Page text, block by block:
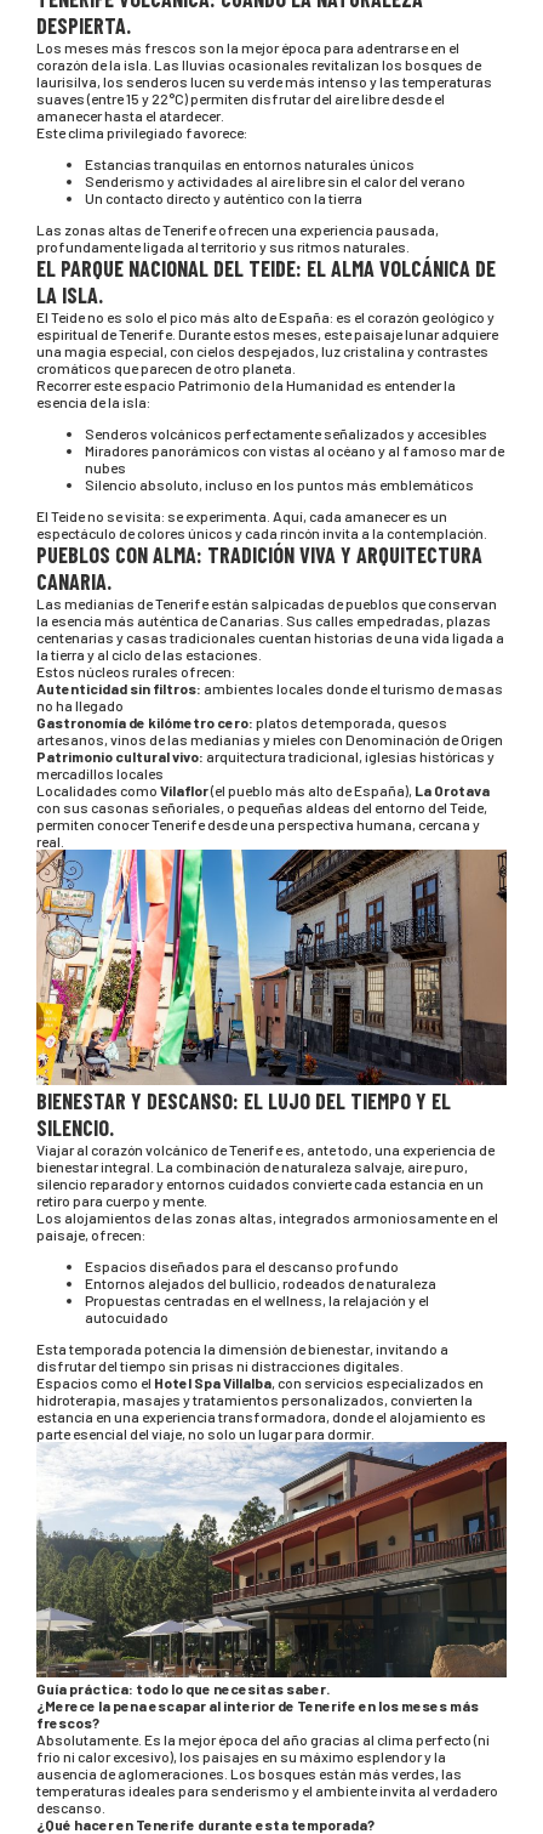
DESPIERTA.
Los meses más frescos son la mejor época para adentrarse en el
corazón de la isla. Las lluvias ocasionales revitalizan los bosques de
laurisilva, los senderos lucen su verde más intenso y las temperaturas
suaves (entre 15 y 22°C) permiten disfrutar del aire libre desde el
amanecer hasta el atardecer.
Este clima privilegiado favorece:
Estancias tranquilas en entornos naturales únicos
Senderismo y actividades al aire libre sin el calor del verano
Un contacto directo y auténtico con la tierra
Las zonas altas de Tenerife ofrecen una experiencia pausada,
profundamente ligada al territorio y sus ritmos naturales.
EL PARQUE NACIONAL DEL TEIDE: EL ALMA VOLCÁNICA DE
LA ISLA.
El Teide no es solo el pico más alto de España: es el corazón geológico y
espiritual de Tenerife. Durante estos meses, este paisaje lunar adquiere
una magia especial, con cielos despejados, luz cristalina y contrastes
cromáticos que parecen de otro planeta.
Recorrer este espacio Patrimonio de la Humanidad es entender la
esencia de la isla:
Senderos volcánicos perfectamente señalizados y accesibles
Miradores panorámicos con vistas al océano y al famoso mar de
nubes
Silencio absoluto, incluso en los puntos más emblemáticos
El Teide no se visita: se experimenta. Aquí, cada amanecer es un
espectáculo de colores únicos y cada rincón invita a la contemplación.
PUEBLOS CON ALMA: TRADICIÓN VIVA Y ARQUITECTURA
CANARIA.
Las medianías de Tenerife están salpicadas de pueblos que conservan
la esencia más auténtica de Canarias. Sus calles empedradas, plazas
centenarias y casas tradicionales cuentan historias de una vida ligada a
la tierra y al ciclo de las estaciones.
Estos núcleos rurales ofrecen:
Autenticidad sin filtros: ambientes locales donde el turismo de masas
no ha llegado
Gastronomía de kilómetro cero: platos de temporada, quesos
artesanos, vinos de las medianías y mieles con Denominación de Origen
Patrimonio cultural vivo: arquitectura tradicional, iglesias históricas y
mercadillos locales
Localidades como Vilaflor(el pueblo más alto de España), La Orotava
con sus casonas señoriales, o pequeñas aldeas del entorno del Teide,
permiten conocer Tenerife desde una perspectiva humana, cercana y
real.
BIENESTAR Y DESCANSO: EL LUJO DEL TIEMPO Y EL
SILENCIO.
Viajar al corazón volcánico de Tenerife es, ante todo, una experiencia de
bienestar integral. La combinación de naturaleza salvaje, aire puro,
silencio reparador y entornos cuidados convierte cada estancia en un
retiro para cuerpo y mente.
Los alojamientos de las zonas altas, integrados armoniosamente en el
paisaje, ofrecen:
Espacios diseñados para el descanso profundo
Entornos alejados del bullicio, rodeados de naturaleza
Propuestas centradas en el wellness, la relajación y el
autocuidado
Esta temporada potencia la dimensión de bienestar, invitando a
disfrutar del tiempo sin prisas ni distracciones digitales.
Espacios como el Hotel Spa Villalba, con servicios especializados en
hidroterapia, masajes y tratamientos personalizados, convierten la
estancia en una experiencia transformadora, donde el alojamiento es
parte esencial del viaje, no solo un lugar para dormir.
Guía práctica: todo lo que necesitas saber.
¿Merece la pena escapar al interior de Tenerife en los meses más
frescos?
Absolutamente. Es la mejor época del año gracias al clima perfecto (ni
frío ni calor excesivo), los paisajes en su máximo esplendor y la
ausencia de aglomeraciones. Los bosques están más verdes, las
temperaturas ideales para senderismo y el ambiente invita al verdadero
descanso.
¿Qué hacer en Tenerife durante esta temporada?